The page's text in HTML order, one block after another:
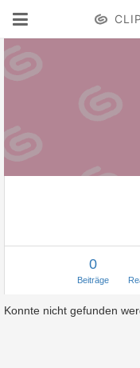
0
Beiträge
Konnte nicht gefunden